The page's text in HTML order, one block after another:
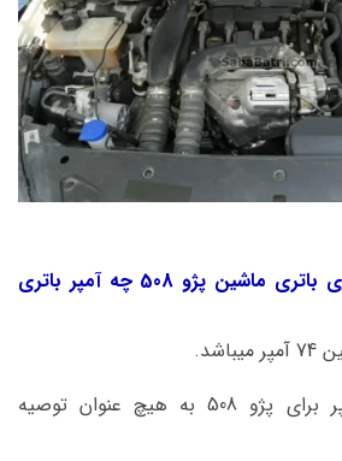
حداکثر آمپر مناسب برای باتری ماشین پژو 508 چه آمپر باتری
باطری کمتر از 74 آمپر برای پژو 508 به هیچ عنوان توصیه